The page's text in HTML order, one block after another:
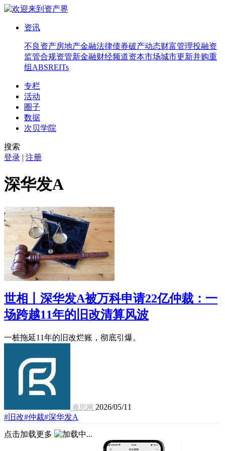
资讯
不良资产房地产金融法律债券破产动态财富管理投融资
监管合规资管新金融财经频道资本市场城市更新并购重
组 ABSREITs
专栏
活动
圈子
数据
次贝学院
搜索
登录 | 注册
深华发A
世相丨深华发A被万科申请22亿仲裁：一
场跨越11年的旧改清算风波
一桩拖延11年的旧改烂账，彻底引爆。
睿思网 2026/05/11
#旧改#仲裁#深华发A
点击加载更多